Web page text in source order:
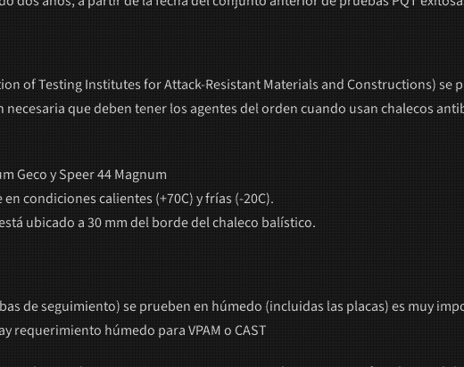
of Testing Institutes for Attack-Resistant Materials and Constructions) se
que deben tener los agentes del orden cuando usan chalecos
Geco y Speer 44 Magnum
condiciones calientes (+70C) y frías (-20C).
ubicado a 30 mm del borde del chaleco balístico.
de seguimiento) se prueben en húmedo (incluidas las placas) es muy
requerimiento húmedo para VPAM o CAST